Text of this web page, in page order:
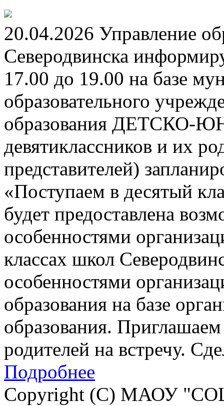
20.04.2026 Управление
Северодвинска
17.00 до 19.00 на базе
образовательного
образования
девятиклассников и их
представителей)
«Поступаем в десятый
будет предоставлена
особенностями
классах школ
особенностями
образования на базе
образования.
родителей на встречу.
Подробнее
Copyright (C) МАОУ